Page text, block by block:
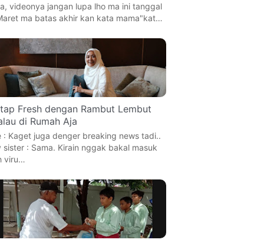
videonya jangan lupa lho ma ini tanggal
ma batas akhir kan kata mama"kat…
Fresh dengan Rambut Lembut
di Rumah Aja
: Kaget juga denger breaking news tadi..
sister : Sama. Kirain nggak bakal masuk
viru…